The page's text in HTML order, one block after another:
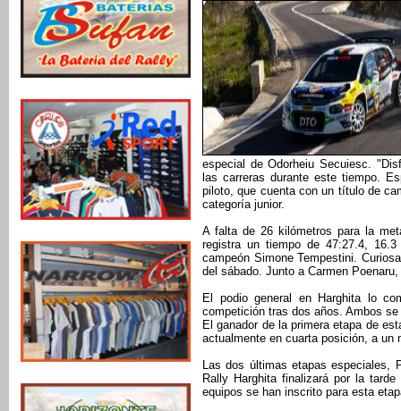
especial de Odorheiu Secuiesc.
las carreras durante este tiempo.
piloto, que cuenta con un título de
categoría junior.
A falta de 26 kilómetros para la
registra un tiempo de 47:27.4,
campeón Simone Tempestini.
del sábado. Junto a Carmen
El podio general en Harghita lo
competición tras dos años. Ambos
El ganador de la primera etapa de
actualmente en cuarta posición, a un
Las dos últimas etapas especiales,
Rally Harghita finalizará por la
equipos se han inscrito para esta